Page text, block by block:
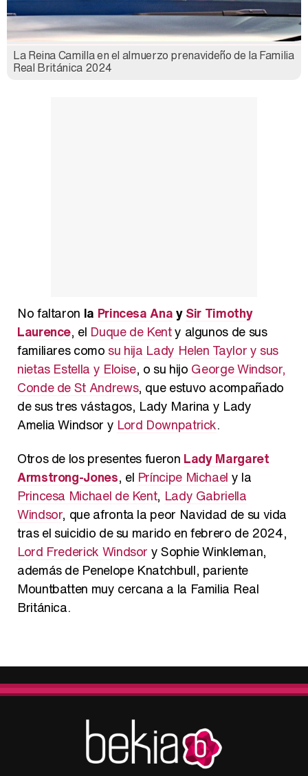
La Reina Camilla en el almuerzo prenavideño de la Familia
Real Británica 2024
No faltaron la Princesa AnaySir Timothy
Laurence, el Duque de Kenty algunos de sus
familiares como su hija Lady Helen Taylor y sus
nietas Estella y Eloise, o su hijo George Windsor,
Conde de St Andrews, que estuvo acompañado
de sus tres vástagos, Lady Marina y Lady
Amelia Windsor y Lord Downpatrick.
Otros de los presentes fueron Lady Margaret
Armstrong-Jones, el Príncipe Michael y la
Princesa Michael de Kent, Lady Gabriella
Windsor, que afronta la peor Navidad de su vida
tras el suicidio de su marido en febrero de 2024,
Lord Frederick Windsor y Sophie Winkleman,
además de Penelope Knatchbull, pariente
Mountbatten muy cercana a la Familia Real
Británica.